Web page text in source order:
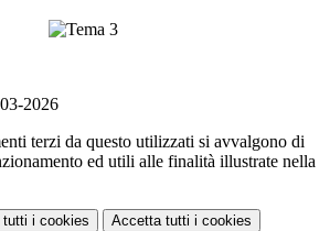
2026
terzi da questo utilizzati si avvalgono di
ed utili alle finalità illustrate nella
tutti i cookies Accetta tutti i cookies